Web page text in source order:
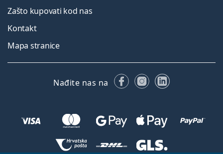
Zašto kupovati kod nas
Kontakt
Mapa stranice
Nađite nas na FacebookuInstagramu
LinkedIn